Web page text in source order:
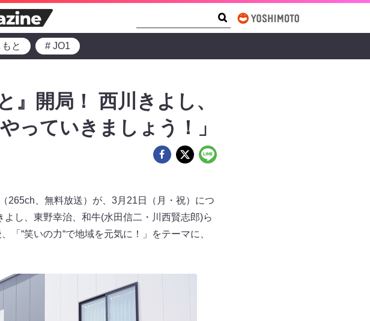
と # JO1
』開局！ 西川きよし、
っていきましょう！」
265ch、無料放送）が、3月21日（月・祝）につ
し、東野幸治、和牛(水田信二・川西賢志郎)ら
“笑いの力“で地域を元気に！」をテーマに、